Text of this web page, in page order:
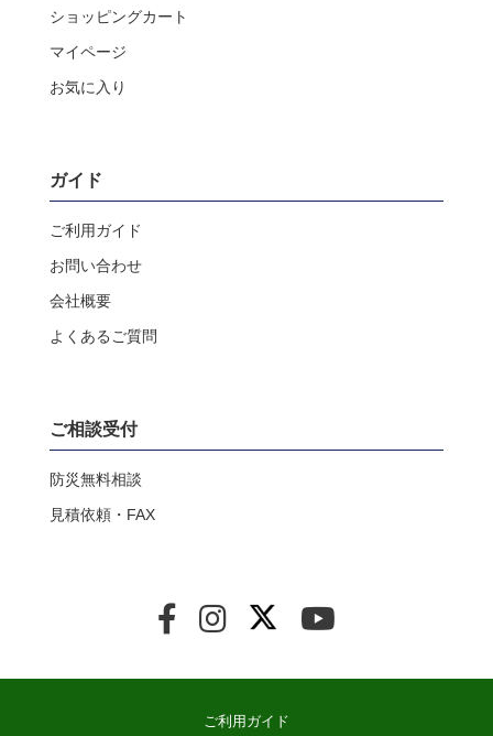
ショッピングカート
マイページ
お気に入り
ガイド
ご利用ガイド
お問い合わせ
会社概要
よくあるご質問
ご相談受付
防災無料相談
見積依頼・FAX
ご利用ガイド